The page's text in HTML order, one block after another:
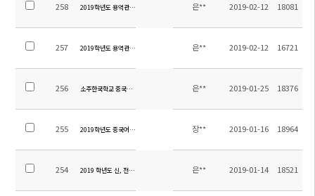
258 2019학년도 용역관리 입찰 공고 - 조경 은** 2019-02-12 18081
257 2019학년도 용역관리 입찰 공고 - 보안 은** 2019-02-12 16721
256 소주한국학교 중국회계 담당직원 채용 은** 2019-01-25 18376
255 2019학년도 중국어 원어민 교사 채용(중등) 장** 2019-01-16 18964
254 2019 학년도 신, 전편입생 학비 안내 은** 2019-01-14 18521